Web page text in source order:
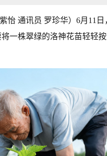
怡 通讯员 罗珍华）6月11
一株翠绿的洛神花苗轻轻